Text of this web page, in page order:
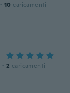
· 10 caricamenti
· 2 caricamenti